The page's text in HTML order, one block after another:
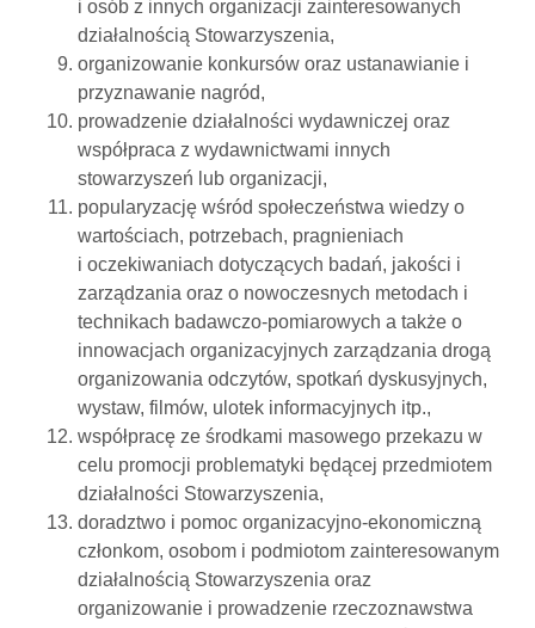
i osób z innych organizacji zainteresowanych
działalnością Stowarzyszenia,
organizowanie konkursów oraz ustanawianie i
przyznawanie nagród,
prowadzenie działalności wydawniczej oraz
współpraca z wydawnictwami innych
stowarzyszeń lub organizacji,
popularyzację wśród społeczeństwa wiedzy o
wartościach, potrzebach, pragnieniach
i oczekiwaniach dotyczących badań, jakości i
zarządzania oraz o nowoczesnych metodach i
technikach badawczo-pomiarowych a także o
innowacjach organizacyjnych zarządzania drogą
organizowania odczytów, spotkań dyskusyjnych,
wystaw, filmów, ulotek informacyjnych itp.,
współpracę ze środkami masowego przekazu w
celu promocji problematyki będącej przedmiotem
działalności Stowarzyszenia,
doradztwo i pomoc organizacyjno-ekonomiczną
członkom, osobom i podmiotom zainteresowanym
działalnością Stowarzyszenia oraz
organizowanie i prowadzenie rzeczoznawstwa